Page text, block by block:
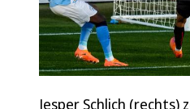
Jesper Schlich